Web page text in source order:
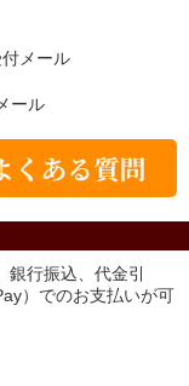
メール
ール
行振込、代金引
）でのお支払いが可